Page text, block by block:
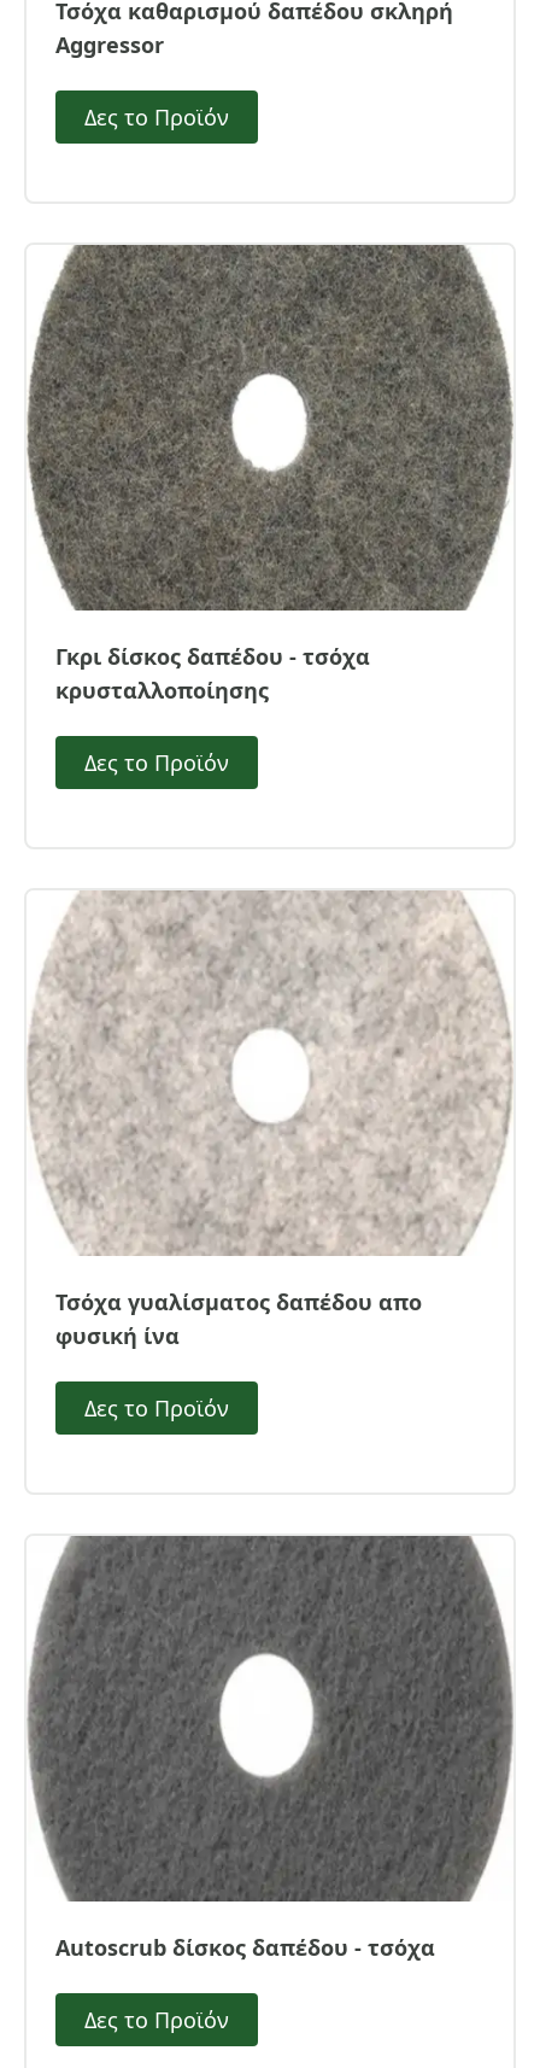
Τσόχα καθαρισμού δαπέδου σκληρή
Aggressor
Δες το Προϊόν
Γκρι δίσκος δαπέδου - τσόχα
κρυσταλλοποίησης
Δες το Προϊόν
Τσόχα γυαλίσματος δαπέδου απο
φυσική ίνα
Δες το Προϊόν
Autoscrub δίσκος δαπέδου - τσόχα
Δες το Προϊόν